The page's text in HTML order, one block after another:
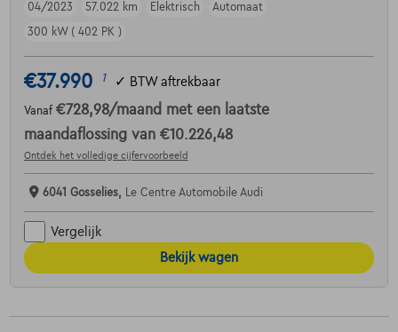
04/2023
57.022 km Elektrisch
Automaat
300 kW ( 402 PK )
€37.990 1 ✓ BTW aftrekbaar
Vanaf €728,98/maand met een laatste
maandaflossing van €10.226,48
Ontdek het volledige cijfervoorbeeld
6041 Gosselies, Le Centre Automobile Audi
Vergelijk
Bekijk wagen